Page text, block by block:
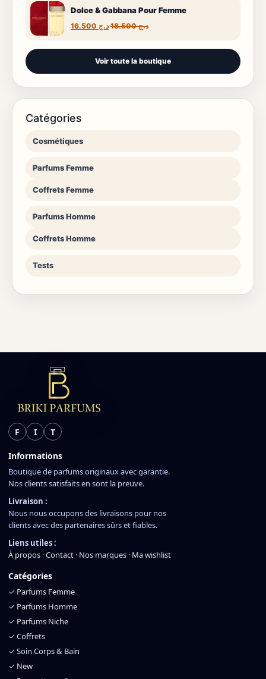
Dolce & Gabbana Pour Femme
د.ج18.500
Le
prix
د.ج 18.500.
د.ج
Voir toute la boutique
Catégories
Cosmétiques
Parfums Femme
Coffrets Femme
Parfums Homme
Coffrets Homme
Tests
F I T
Informations
Boutique de parfums originaux avec garantie.
Nos clients satisfaits en sont la preuve.
Livraison :
Nous nous occupons des livraisons pour nos
clients avec des partenaires sûrs et fiables.
Liens utiles :
À propos ·Contact · Nos marques · Ma wishlist
Catégories
✓ Parfums Femme
✓ Parfums Homme
✓ Parfums Niche
✓ Coffrets
✓ Soin Corps & Bain
✓ New